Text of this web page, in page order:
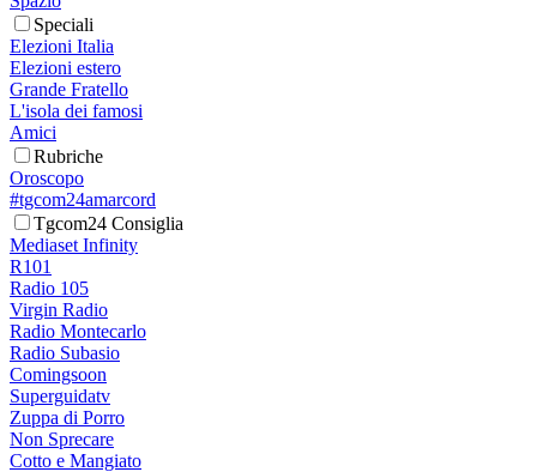
Speciali
Elezioni Italia
Elezioni estero
Grande Fratello
L'isola dei famosi
Amici
Rubriche
Oroscopo
#tgcom24amarcord
Tgcom24 Consiglia
Mediaset Infinity
R101
Radio 105
Virgin Radio
Radio Montecarlo
Radio Subasio
Comingsoon
Superguidatv
Zuppa di Porro
Non Sprecare
Cotto e Mangiato